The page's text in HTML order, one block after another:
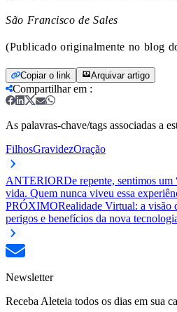
São Francisco de Sales
(Publicado originalmente no blog
Copiar o link Arquivar artigo
Compartilhar em :
As palavras-chave/tags associadas a
FilhosGravidezOração
ANTERIORDe repente, sentimos um
vida. Quem nunca viveu essa
PRÓXIMORealidade Virtual: a visão
perigos e benefícios da nova
Newsletter
Receba Aleteia todos os dias em sua